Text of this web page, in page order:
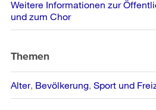
Informationen
Weitere Informationen zur
und zum Chor
Themen
Alter Bevölkerung Sport und